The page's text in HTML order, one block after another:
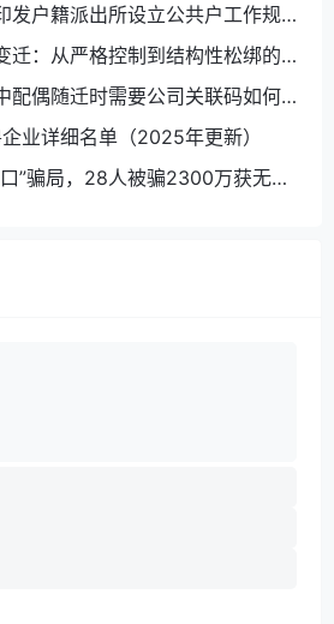
发户籍派出所设立公共户工作规
迁：从严格控制到结构性松绑的
配偶随迁时需要公司关联码如何
业详细名单（2025年更新）
”骗局，28人被骗2300万获无期